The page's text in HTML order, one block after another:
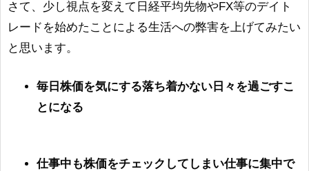
さて、少し視点を変えて日経平均先物やFX等のデイト
レードを始めたことによる生活への弊害を上げてみたい
と思います。
毎日株価を気にする落ち着かない日々を過ごすこ
とになる
仕事中も株価をチェックしてしまい仕事に集中で